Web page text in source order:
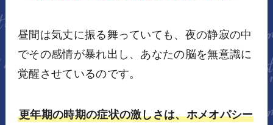
昼間は気丈に振る舞っていても、夜の静寂の中
でその感情が暴れ出し、あなたの脳を無意識に
覚醒させているのです。
更年期の時期の症状の激しさは、ホメオパシー